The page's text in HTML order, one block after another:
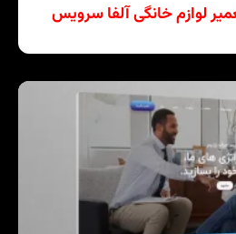
لوازم خانگی آلفا سرویس